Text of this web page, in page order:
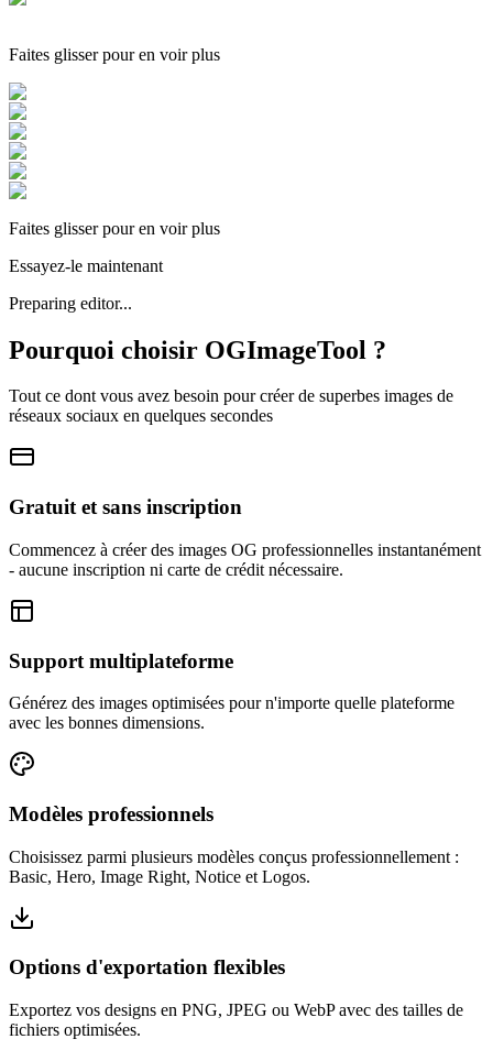
Faites glisser pour en voir plus
Faites glisser pour en voir plus
Essayez-le maintenant
Preparing editor...
Pourquoi choisir OGImageTool ?
Tout ce dont vous avez besoin pour créer de superbes images de
réseaux sociaux en quelques secondes
Gratuit et sans inscription
Commencez à créer des images OG professionnelles instantanément
- aucune inscription ni carte de crédit nécessaire.
Support multiplateforme
Générez des images optimisées pour n'importe quelle plateforme
avec les bonnes dimensions.
Modèles professionnels
Choisissez parmi plusieurs modèles conçus professionnellement :
Basic, Hero, Image Right, Notice et Logos.
Options d'exportation flexibles
Exportez vos designs en PNG, JPEG ou WebP avec des tailles de
fichiers optimisées.